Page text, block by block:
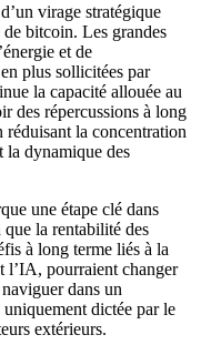
virage stratégique
bitcoin. Les grandes
et de
plus sollicitées par
la capacité allouée au
des répercussions à long
réduisant la concentration
la dynamique des
une étape clé dans
la rentabilité des
à long terme liés à la
l’IA, pourraient changer
dans un
dictée par le
extérieurs.